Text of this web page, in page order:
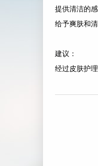
提供清洁的
给予爽肤和
建议：
经过皮肤护